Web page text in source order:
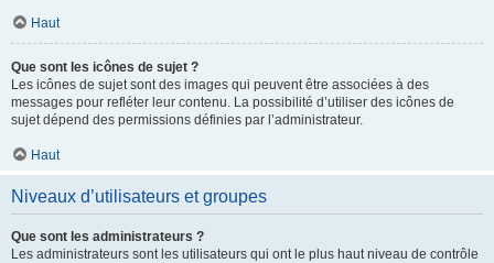
Haut
Que sont les icônes de sujet ?
Les icônes de sujet sont des images qui peuvent être associées à des
messages pour refléter leur contenu. La possibilité d’utiliser des icônes de
sujet dépend des permissions définies par l’administrateur.
Haut
Niveaux d’utilisateurs et groupes
Que sont les administrateurs ?
Les administrateurs sont les utilisateurs qui ont le plus haut niveau de contrôle